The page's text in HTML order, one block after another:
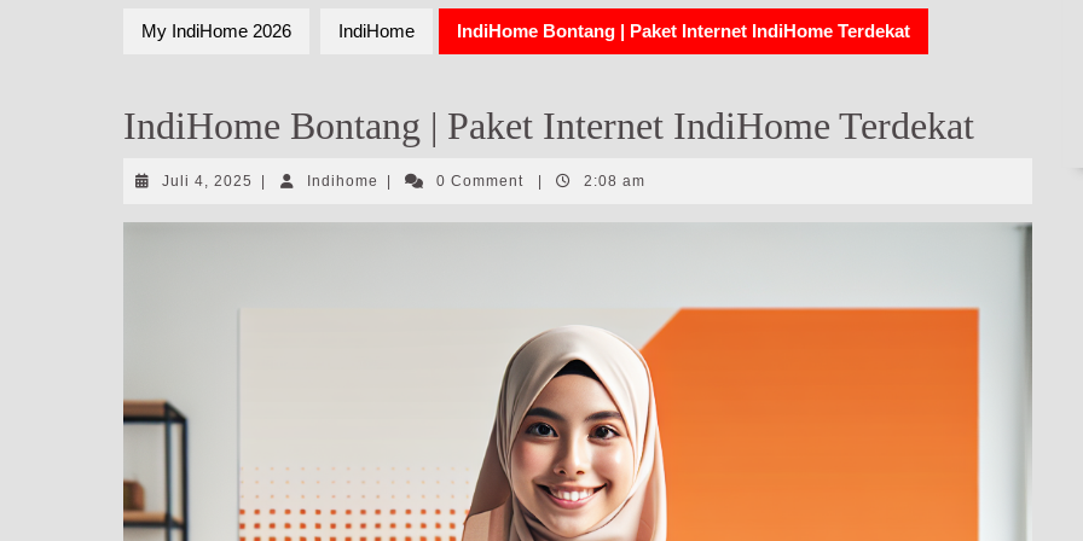
My IndiHome 2026 IndiHome IndiHome Bontang | Paket Internet IndiHome Terdekat
IndiHome Bontang | Paket Internet IndiHome Terdekat
Juli 4, 2025 Juli
2025
Indihome Indihome0 Comment 2:08 am